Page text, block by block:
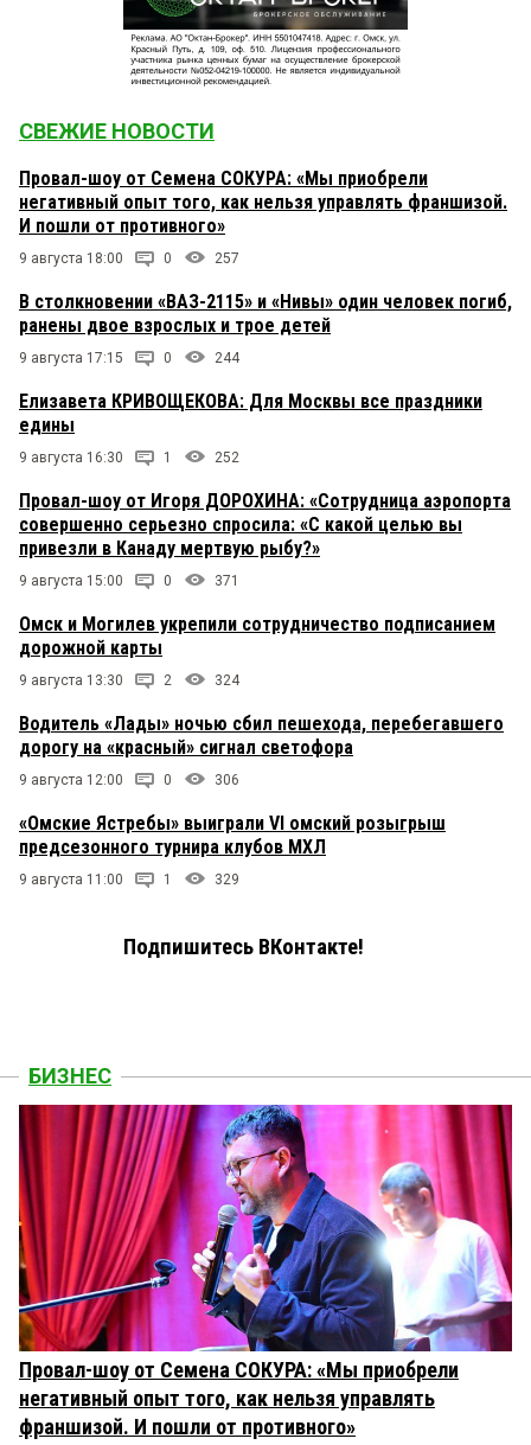
СВЕЖИЕ НОВОСТИ
Провал-шоу от Семена СОКУРА: «Мы приобрели
негативный опыт того, как нельзя управлять франшизой.
И пошли от противного»
9 августа 18:00 0 257
В столкновении «ВАЗ-2115» и «Нивы» один человек погиб,
ранены двое взрослых и трое детей
9 августа 17:15 0 244
Елизавета КРИВОЩЕКОВА: Для Москвы все праздники
едины
9 августа 16:30 1 252
Провал-шоу от Игоря ДОРОХИНА: «Сотрудница аэропорта
совершенно серьезно спросила: «С какой целью вы
привезли в Канаду мертвую рыбу?»
9 августа 15:00 0 371
Омск и Могилев укрепили сотрудничество подписанием
дорожной карты
9 августа 13:30 2 324
Водитель «Лады» ночью сбил пешехода, перебегавшего
дорогу на «красный» сигнал светофора
9 августа 12:00 0 306
«Омские Ястребы» выиграли VI омский розыгрыш
предсезонного турнира клубов МХЛ
9 августа 11:00 1 329
Подпишитесь ВКонтакте!
БИЗНЕС
Провал-шоу от Семена СОКУРА: «Мы приобрели
негативный опыт того, как нельзя управлять
франшизой. И пошли от противного»